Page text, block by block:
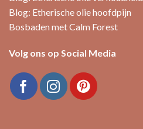
Blog: Etherische olie hoofdpijn
Bosbaden met Calm Forest
Volg ons op Social Media